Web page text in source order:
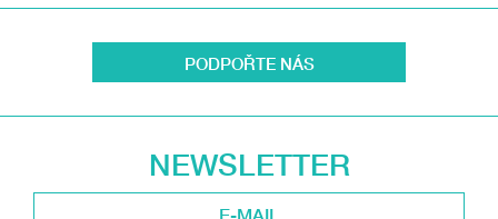
PODPOŘTE NÁS
NEWSLETTER